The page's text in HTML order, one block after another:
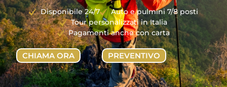
Disponibile 24/7
Auto e pulmini 7/8 posti
Tour personalizzati in Italia
Pagamenti anche con carta
CHIAMA ORA PREVENTIVO